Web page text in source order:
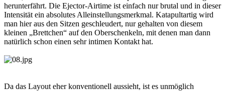
herunterfährt. Die Ejector-Airtime ist einfach nur brutal und in dieser
Intensität ein absolutes Alleinstellungsmerkmal. Katapultartig wird
man hier aus den Sitzen geschleudert, nur gehalten von diesem
kleinen „Brettchen“ auf den Oberschenkeln, mit denen man dann
natürlich schon einen sehr intimen Kontakt hat.
Da das Layout eher konventionell aussieht, ist es unmöglich